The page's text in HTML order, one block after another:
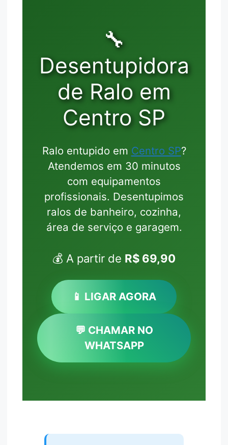
🔧
Desentupidora
de Ralo em
Centro SP
Ralo entupido em Centro SP?
Atendemos em 30 minutos
com equipamentos
profissionais. Desentupimos
ralos de banheiro, cozinha,
área de serviço e garagem.
💰 A partir de R$ 69,90
📱 LIGAR AGORA
💬 CHAMAR NO
WHATSAPP